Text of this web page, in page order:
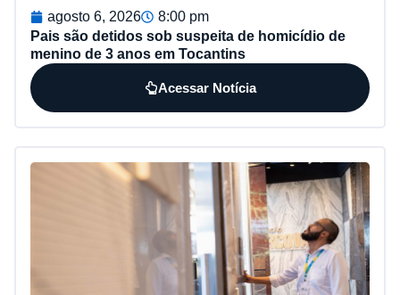
agosto 6, 2026
8:00 pm
Pais são detidos sob suspeita de homicídio de
menino de 3 anos em Tocantins
Acessar Notícia